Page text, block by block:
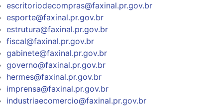
escritoriodecompras@faxinal.pr.gov.br
esporte@faxinal.pr.gov.br
estrutura@faxinal.pr.gov.br
fiscal@faxinal.pr.gov.br
gabinete@faxinal.pr.gov.br
governo@faxinal.pr.gov.br
hermes@faxinal.pr.gov.br
imprensa@faxinal.pr.gov.br
industriaecomercio@faxinal.pr.gov.br